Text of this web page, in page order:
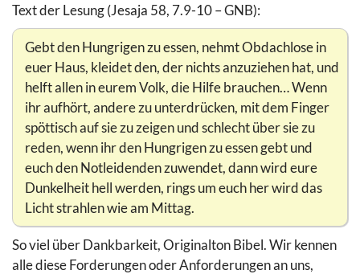
Text der Lesung (Jesaja 58, 7.9-10 – GNB):
Gebt den Hungrigen zu essen, nehmt Obdachlose in
euer Haus, kleidet den, der nichts anzuziehen hat, und
helft allen in eurem Volk, die Hilfe brauchen… Wenn
ihr aufhört, andere zu unterdrücken, mit dem Finger
spöttisch auf sie zu zeigen und schlecht über sie zu
reden, wenn ihr den Hungrigen zu essen gebt und
euch den Notleidenden zuwendet, dann wird eure
Dunkelheit hell werden, rings um euch her wird das
Licht strahlen wie am Mittag.
So viel über Dankbarkeit, Originalton Bibel. Wir kennen
alle diese Forderungen oder Anforderungen an uns,